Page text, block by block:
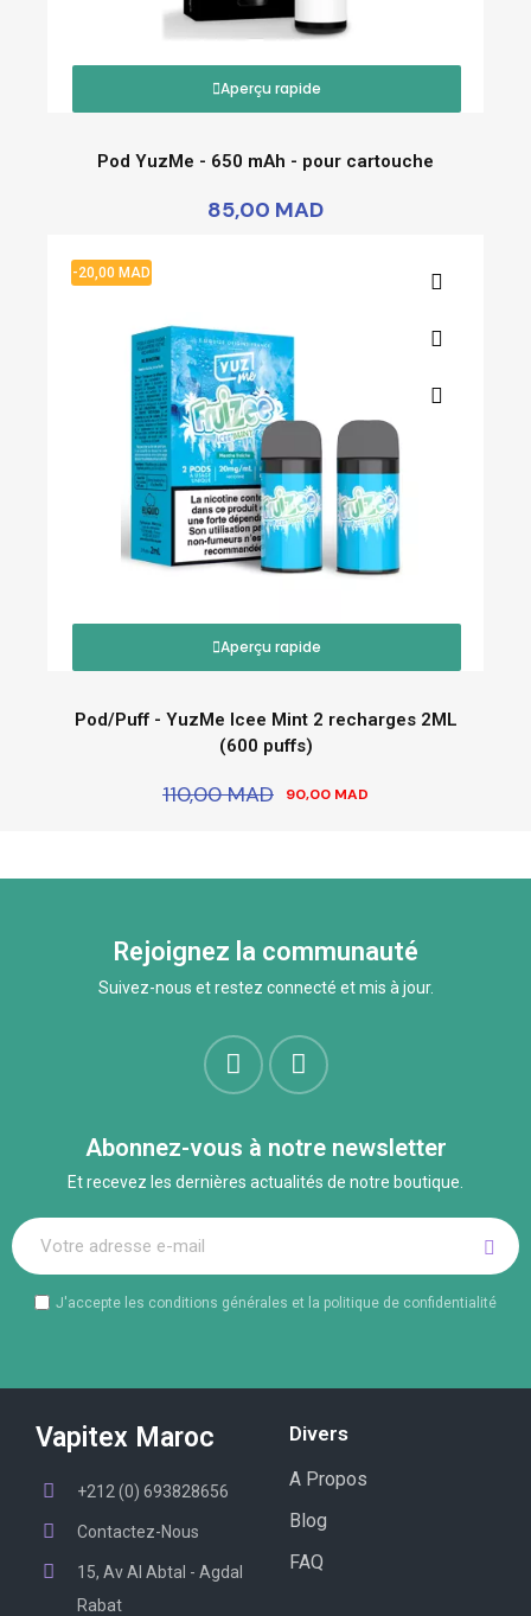
Aperçu rapide
Pod YuzMe - 650 mAh - pour cartouche
85,00 MAD
-20,00 MAD
Aperçu rapide
Pod/Puff - YuzMe Icee Mint 2 recharges 2ML
(600 puffs)
110,00 MAD 90,00 MAD
Rejoignez la communauté
Suivez-nous et restez connecté et mis à jour.
Abonnez-vous à notre newsletter
Et recevez les dernières actualités de notre boutique.
J'accepte les conditions générales et la politique de confidentialité
Vapitex Maroc
+212 (0) 693828656
Contactez-Nous
15, Av Al Abtal - Agdal
Rabat
Divers
A Propos
Blog
FAQ